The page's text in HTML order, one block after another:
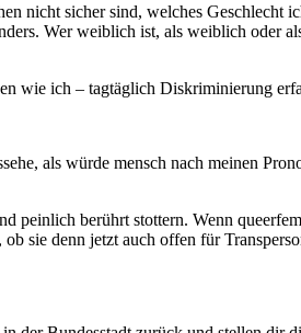
nicht sicher sind, welches Geschlecht
Wer weiblich ist, als weiblich oder
wie ich – tagtäglich Diskriminierung
als würde mensch nach meinen
peinlich berührt stottern. Wenn
sie denn jetzt auch offen für